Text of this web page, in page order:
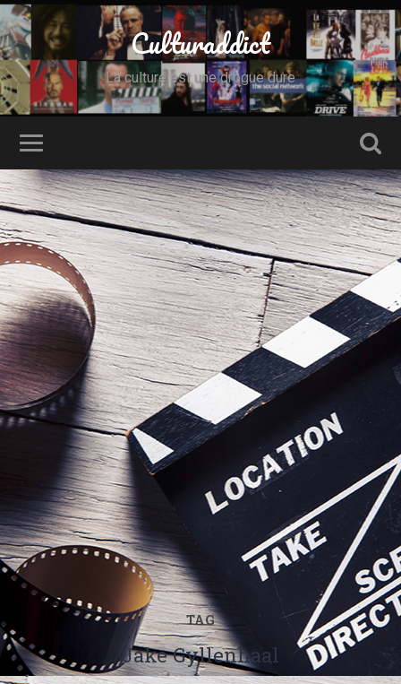
Culturaddict
La culture est une drogue dure
TAG
Jake Gyllenhaal